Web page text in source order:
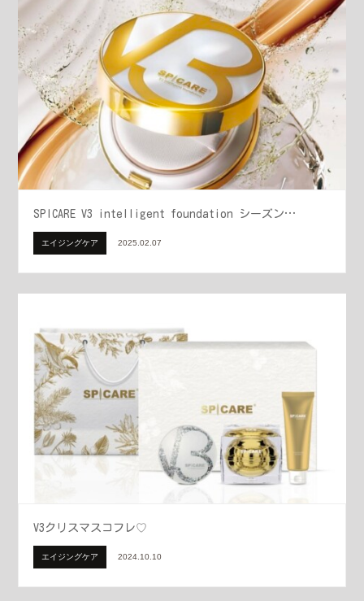
SPICARE V3 intelligent foundation シーズン…
エイジングケア 2025.02.07
V3クリスマスコフレ♡
エイジングケア 2024.10.10